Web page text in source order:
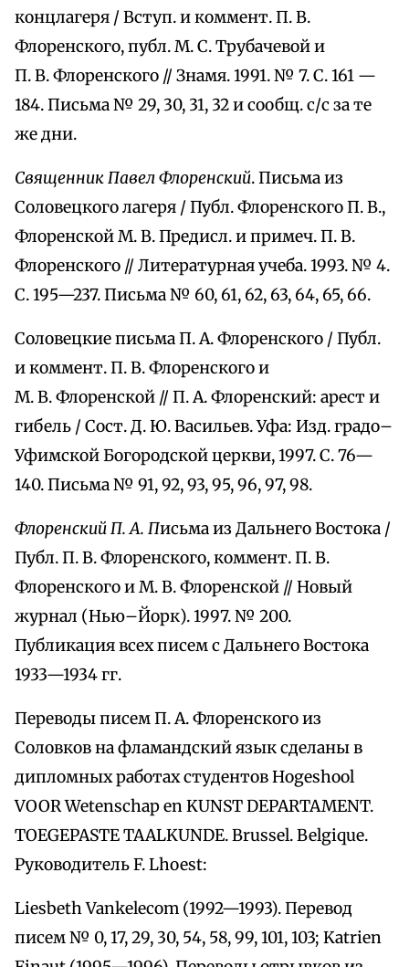
концлагеря / Вступ. и коммент. П. В.
Флоренского, публ. М. С. Трубачевой и
П. В. Флоренского // Знамя. 1991. № 7. С. 161 —
184. Письма № 29, 30, 31, 32 и сообщ. с/с за те
же дни.
Священник Павел Флоренский. Письма из
Соловецкого лагеря / Публ. Флоренского П. B.,
Флоренской М. В. Предисл. и примеч. П. В.
Флоренского // Литературная учеба. 1993. № 4.
С. 195—237. Письма № 60, 61, 62, 63, 64, 65, 66.
Соловецкие письма П. А. Флоренского / Публ.
и коммент. П. В. Флоренского и
М. В. Флоренской // П. А. Флоренский: арест и
гибель / Сост. Д. Ю. Васильев. Уфа: Изд. градо–
Уфимской Богородской церкви, 1997. С. 76—
140. Письма № 91, 92, 93, 95, 96, 97, 98.
Флоренский П. А. Письма из Дальнего Востока /
Публ. П. В. Флоренского, коммент. П. В.
Флоренского и М. В. Флоренской // Новый
журнал (Нью–Йорк). 1997. № 200.
Публикация всех писем с Дальнего Востока
1933—1934 гг.
Переводы писем П. А. Флоренского из
Соловков на фламандский язык сделаны в
дипломных работах студентов Hogeshool
VOOR Wetenschap en KUNST DEPARTAMENT.
TOEGEPASTE TAALKUNDE. Brussel. Belgique.
Руководитель F. Lhoest:
Liesbeth Vankelecom (1992—1993). Перевод
писем № 0, 17, 29, 30, 54, 58, 99, 101, 103; Katrien